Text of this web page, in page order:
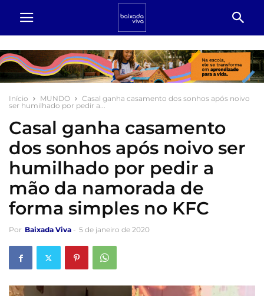
Início MUNDO
Casal ganha casamento dos sonhos após noivo
ser humilhado por pedir a...
Casal ganha casamento
dos sonhos após noivo ser
humilhado por pedir a
mão da namorada de
forma simples no KFC
Por Baixada Viva - 5 de janeiro de 2020